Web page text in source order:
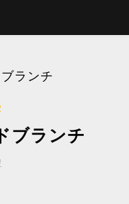
ランチ
ブランチ